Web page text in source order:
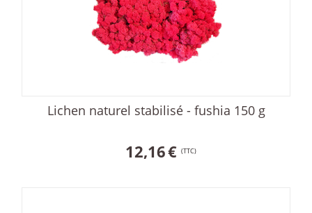
Lichen naturel stabilisé - fushia 150 g
12,16€ (TTC)